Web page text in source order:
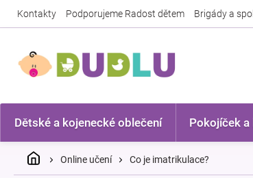
Kontakty Podporujeme Radost dětem Brigády a
Dětské a kojenecké oblečení Pokojíček a
DomůOnline učení Co je imatrikulace?